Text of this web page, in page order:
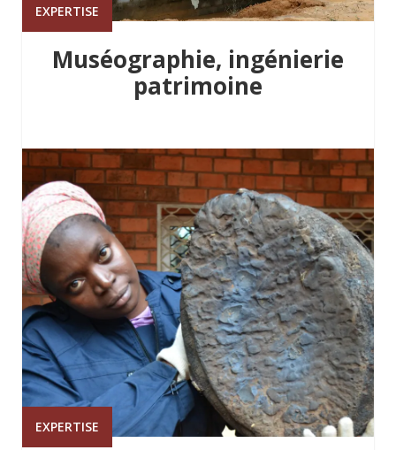
EXPERTISE
Muséographie, ingénierie
patrimoine
EXPERTISE